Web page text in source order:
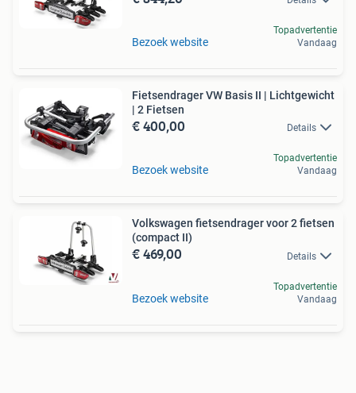
Bezoek website
Topadvertentie
Vandaag
Fietsendrager VW Basis II | Lichtgewicht
| 2 Fietsen
€ 400,00 Details
Bezoek website
Topadvertentie
Vandaag
Volkswagen fietsendrager voor 2 fietsen
(compact II)
€ 469,00 Details
Bezoek website
Topadvertentie
Vandaag